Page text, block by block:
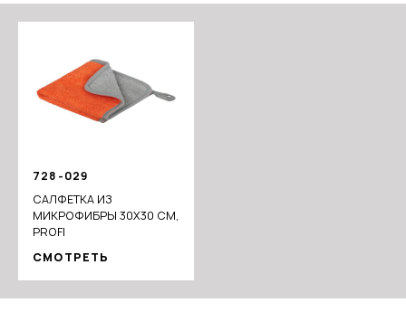
728-029
САЛФЕТКА ИЗ
МИКРОФИБРЫ 30X30 СМ,
PROFI
СМОТРЕТЬ